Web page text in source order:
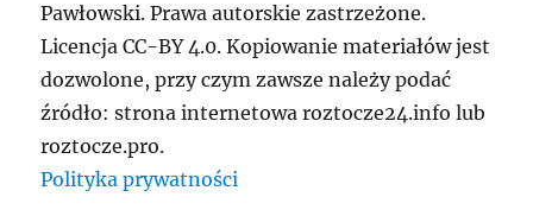
Pawłowski. Prawa autorskie zastrzeżone.
Licencja CC-BY 4.0. Kopiowanie materiałów jest
dozwolone, przy czym zawsze należy podać
źródło: strona internetowa roztocze24.info lub
roztocze.pro.
Polityka prywatności